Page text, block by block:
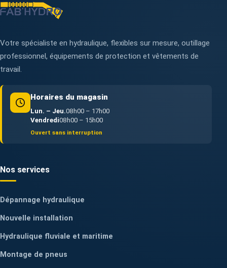
Votre spécialiste en hydraulique, flexibles sur mesure, outillage
professionnel, équipements de protection et vêtements de
travail.
Horaires du magasin
Lun. – Jeu.08h00 – 17h00
Vendredi08h00 – 15h00
Ouvert sans interruption
Nos services
Dépannage hydraulique
Nouvelle installation
Hydraulique fluviale et maritime
Montage de pneus